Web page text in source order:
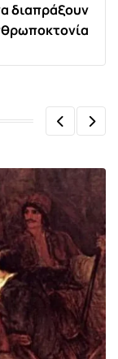
διαπράξουν